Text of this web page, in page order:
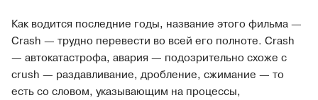
Как водится последние годы, название этого фильма —
Crash — трудно перевести во всей его полноте. Crash
— автокатастрофа, авария — подозрительно схоже с
crush — раздавливание, дробление, сжимание — то
есть со словом, указывающим на процессы,